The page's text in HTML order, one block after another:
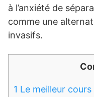
à l’anxiété de
comme une
invasifs.
1 Le meilleur